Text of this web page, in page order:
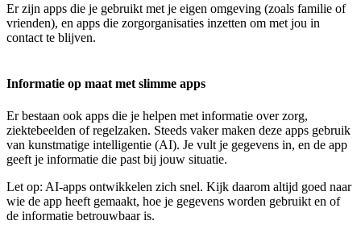
Er zijn apps die je gebruikt met je eigen omgeving (zoals familie of
vrienden), en apps die zorgorganisaties inzetten om met jou in
contact te blijven.
Informatie op maat met slimme apps
Er bestaan ook apps die je helpen met informatie over zorg,
ziektebeelden of regelzaken. Steeds vaker maken deze apps gebruik
van kunstmatige intelligentie (AI). Je vult je gegevens in, en de app
geeft je informatie die past bij jouw situatie.
Let op: AI-apps ontwikkelen zich snel. Kijk daarom altijd goed naar
wie de app heeft gemaakt, hoe je gegevens worden gebruikt en of
de informatie betrouwbaar is.